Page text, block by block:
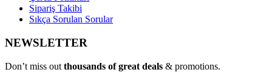
Sipariş Takibi
Sıkça Sorulan Sorular
NEWSLETTER
Don’t miss out thousands of great deals & promotions.